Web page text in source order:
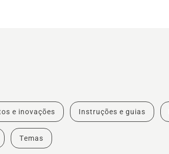
e inovações Instruções e guias
Temas